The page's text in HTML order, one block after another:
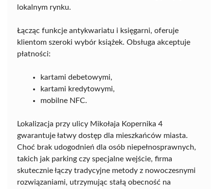
lokalnym rynku.
Łącząc funkcje antykwariatu i księgarni, oferuje
klientom szeroki wybór książek. Obsługa akceptuje
płatności:
kartami debetowymi,
kartami kredytowymi,
mobilne NFC.
Lokalizacja przy ulicy Mikołaja Kopernika 4
gwarantuje łatwy dostęp dla mieszkańców miasta.
Choć brak udogodnień dla osób niepełnosprawnych,
takich jak parking czy specjalne wejście, firma
skutecznie łączy tradycyjne metody z nowoczesnymi
rozwiązaniami, utrzymując stałą obecność na